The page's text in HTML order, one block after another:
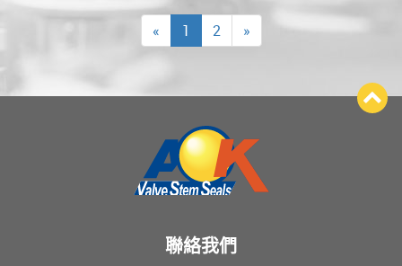
« 1 2 »
聯絡我們